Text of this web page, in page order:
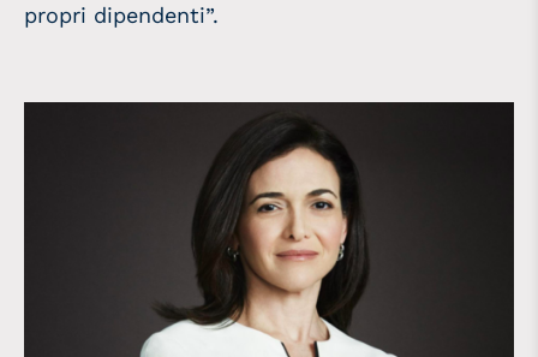
propri dipendenti”.